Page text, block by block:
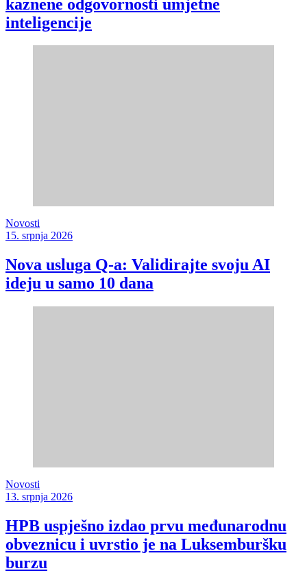
kaznene odgovornosti umjetne
inteligencije
Novosti
15. srpnja 2026
Nova usluga Q-a: Validirajte svoju AI
ideju u samo 10 dana
Novosti
13. srpnja 2026
HPB uspješno izdao prvu međunarodnu
obveznicu i uvrstio je na Luksemburšku
burzu